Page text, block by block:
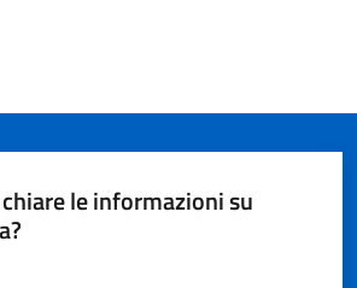
le informazioni su